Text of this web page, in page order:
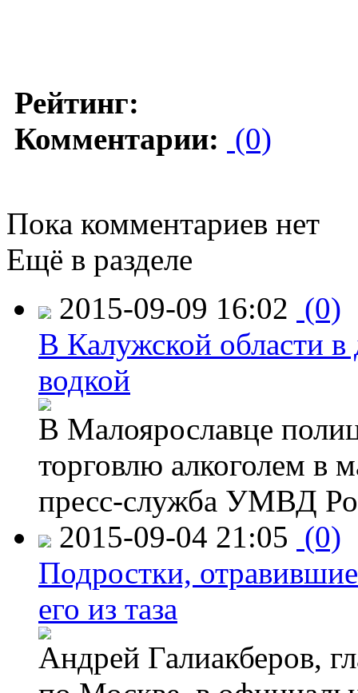
Рейтинг:
Комментарии: (0)
Пока комментариев нет
Ещё в разделе
2015-09-09 16:02 (0)
В Калужской области в
водкой
В Малоярославце
торговлю алкоголем в
пресс-служба УМВД
2015-09-04 21:05 (0)
Подростки,
его из таза
Андрей Галиакберов,